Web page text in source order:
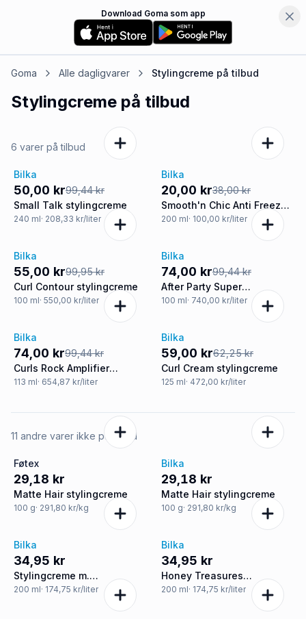
Download Goma som app
Goma Alle dagligvarer Stylingcreme på tilbud
Stylingcreme på tilbud
6 varer på tilbud
-50%
Bilka
50,00 kr99,44 kr
Small Talk stylingcreme
240 ml· 208,33 kr/liter
-47%
Bilka
20,00 kr38,00 kr
Smooth'n Chic Anti Freeze
stylingcreme
200 ml· 100,00 kr/liter
-45%
Bilka
55,00 kr99,95 kr
Curl Contour stylingcreme
100 ml· 550,00 kr/liter
-26%
Bilka
74,00 kr99,44 kr
After Party Super
Smoothing stylingcreme
100 ml· 740,00 kr/liter
-26%
Bilka
74,00 kr99,44 kr
Curls Rock Amplifier
stylingcreme
113 ml· 654,87 kr/liter
-5%
Bilka
59,00 kr62,25 kr
Curl Cream stylingcreme
125 ml· 472,00 kr/liter
11 andre varer ikke på tilbud
Føtex
29,18 kr
Matte Hair stylingcreme
100 g· 291,80 kr/kg
Bilka
29,18 kr
Matte Hair stylingcreme
100 g· 291,80 kr/kg
Bilka
34,95 kr
Stylingcreme m.
avocadoolie og sheasmør
200 ml· 174,75 kr/liter
Bilka
34,95 kr
Honey Treasures
stylingcreme
200 ml· 174,75 kr/liter